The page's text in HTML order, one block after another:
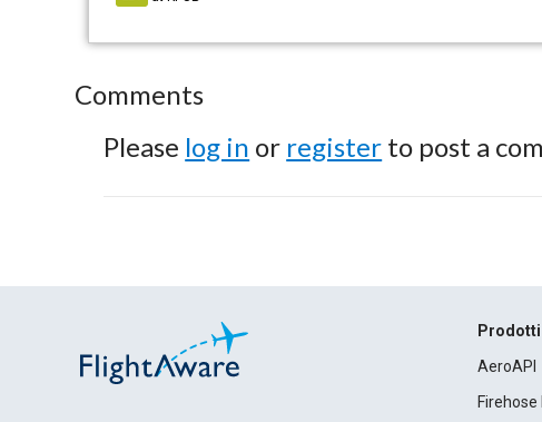
Comments
Please log in or register to post a
AeroAPI